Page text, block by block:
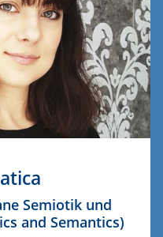
Semiotik und
and Semantics)